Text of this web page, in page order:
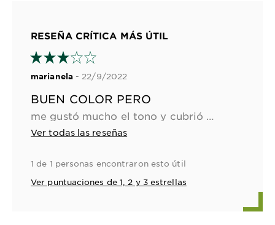
RESEÑA CRÍTICA MÁS ÚTIL
marianela- 22/9/2022
BUEN COLOR PERO
Ver todas las reseñas
1 de 1 personas encontraron esto útil
Ver puntuaciones de 1, 2 y 3 estrellas